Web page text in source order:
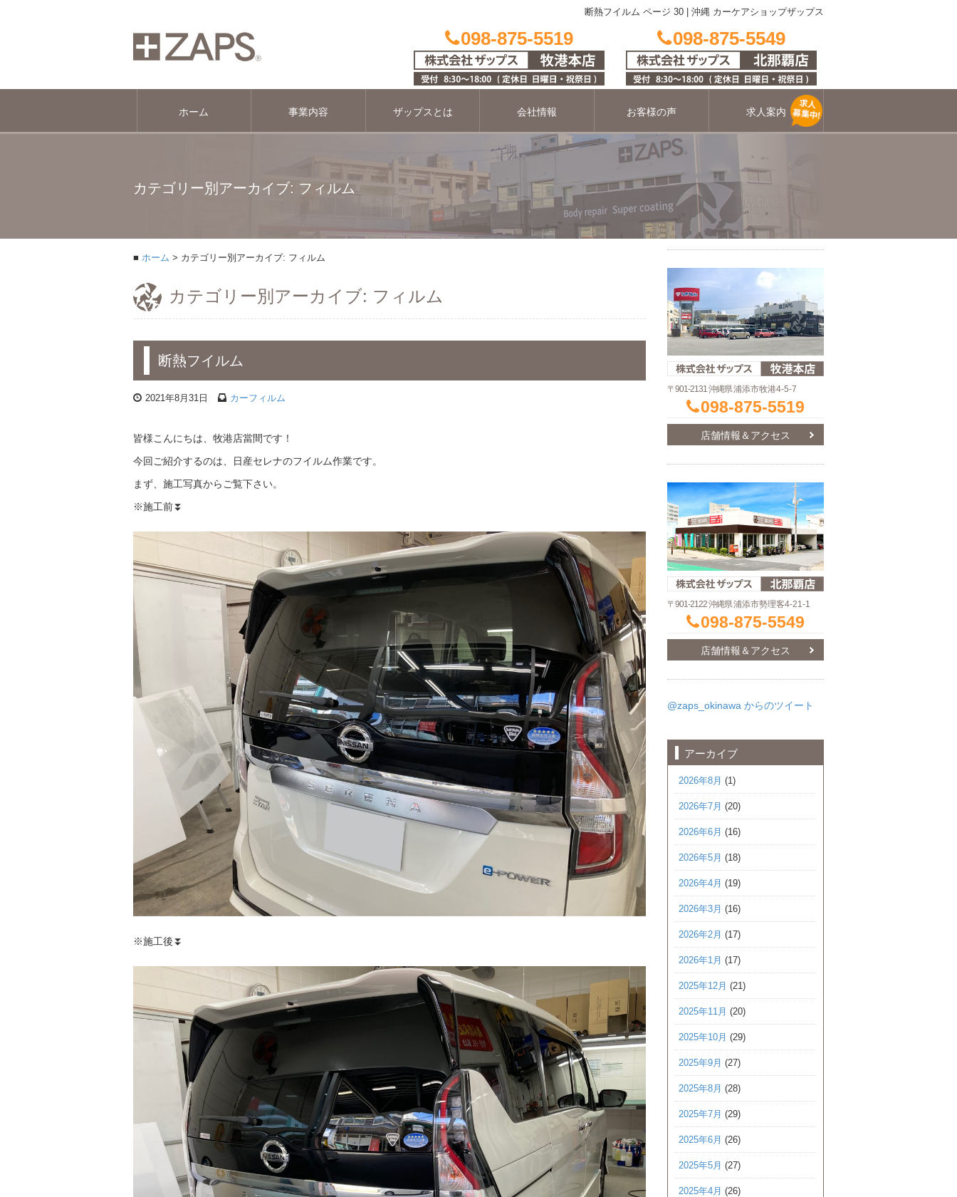
断熱フイルム ページ 30 | 沖縄 カーケアショップザップス
098-875-5519 098-875-5549
ホーム 事業内容 ザップスとは 会社情報 お客様の声 求人案内
カテゴリー別アーカイブ: フィルム
ホーム カテゴリー別アーカイブ: フィルム
カテゴリー別アーカイブ: フィルム
断熱フイルム
2021年8月31日 カーフィルム
皆様こんにちは、牧港店當間です！
今回ご紹介するのは、日産セレナのフイルム作業です。
まず、施工写真からご覧下さい。
※施工前⏬
※施工後⏬
〒901-2131 沖縄県浦添市牧港4-5-7
098-875-5519
店舗情報＆アクセス
〒901-2122 沖縄県浦添市勢理客4-21-1
098-875-5549
店舗情報＆アクセス
@zaps_okinawa からのツイート
アーカイブ
2026年8月 (1)
2026年7月 (20)
2026年6月 (16)
2026年5月 (18)
2026年4月 (19)
2026年3月 (16)
2026年2月 (17)
2026年1月 (17)
2025年12月 (21)
2025年11月 (20)
2025年10月 (29)
2025年9月 (27)
2025年8月 (28)
2025年7月 (29)
2025年6月 (26)
2025年5月 (27)
2025年4月 (26)